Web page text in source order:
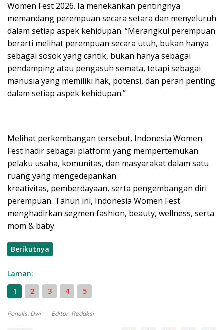
Women Fest 2026. Ia menekankan pentingnya
memandang perempuan secara setara dan menyeluruh
dalam setiap aspek kehidupan. “Merangkul perempuan
berarti melihat perempuan secara utuh, bukan hanya
sebagai sosok yang cantik, bukan hanya sebagai
pendamping atau pengasuh semata, tetapi sebagai
manusia yang memiliki hak, potensi, dan peran penting
dalam setiap aspek kehidupan.”
Melihat perkembangan tersebut, Indonesia Women
Fest hadir sebagai platform yang mempertemukan
pelaku usaha, komunitas, dan masyarakat dalam satu
ruang yang mengedepankan
kreativitas, pemberdayaan, serta pengembangan diri
perempuan. Tahun ini, Indonesia Women Fest
menghadirkan segmen fashion, beauty, wellness, serta
mom & baby.
Berikutnya
Laman:
1
2 3 4 5
Penulis: Dwi Editor: Redaksi